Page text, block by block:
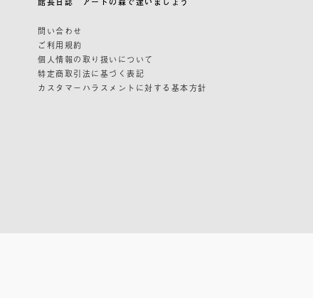
問い合わせ
ご利用規約
個人情報の取り扱いについて
特定商取引法に基づく表記
カスタマーハラスメントに対する基本方針